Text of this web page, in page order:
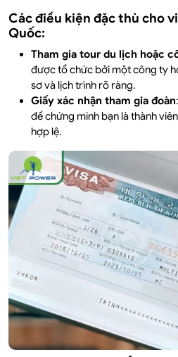
Các điều kiện đặc thù cho
Quốc:
Tham gia tour du lịch hoặc
được tổ chức bởi một công ty
sơ và lịch trình rõ ràng.
Giấy xác nhận tham gia đoàn
để chứng minh bạn là thành
hợp lệ.